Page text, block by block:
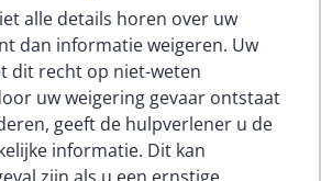
alle details horen over uw
dan informatie weigeren. Uw
dit recht op niet-weten
uw weigering gevaar ontstaat
geeft de hulpverlener u de
informatie. Dit kan